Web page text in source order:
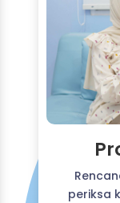
periksa